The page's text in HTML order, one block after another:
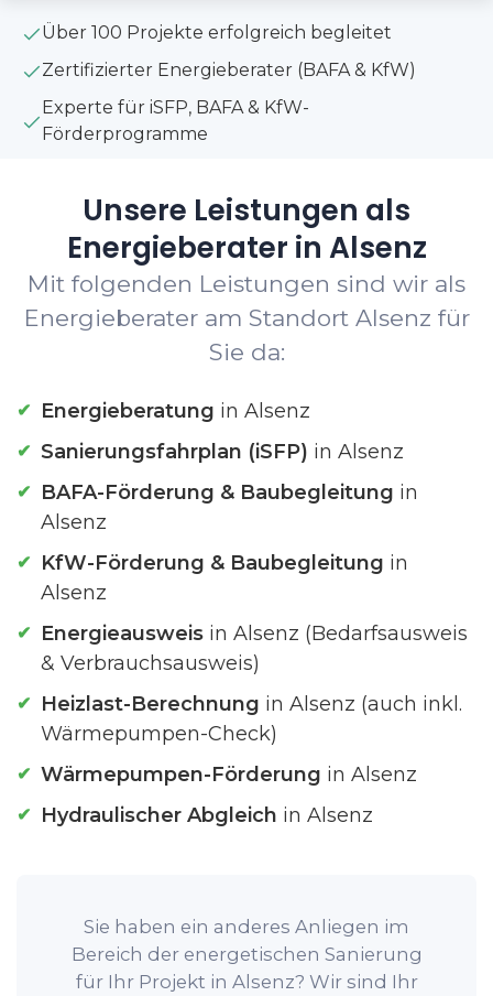
Über 100 Projekte erfolgreich begleitet
Zertifizierter Energieberater (BAFA & KfW)
Experte für iSFP, BAFA & KfW-
Förderprogramme
Unsere Leistungen als
Energieberater in Alsenz
Mit folgenden Leistungen sind wir als
Energieberater am Standort Alsenz für
Sie da:
Energieberatung in Alsenz
Sanierungsfahrplan (iSFP) in Alsenz
BAFA-Förderung & Baubegleitung in
Alsenz
KfW-Förderung & Baubegleitung in
Alsenz
Energieausweis in Alsenz (Bedarfsausweis
& Verbrauchsausweis)
Heizlast-Berechnung in Alsenz (auch inkl.
Wärmepumpen-Check)
Wärmepumpen-Förderung in Alsenz
Hydraulischer Abgleich in Alsenz
Sie haben ein anderes Anliegen im
Bereich der energetischen Sanierung
für Ihr Projekt in Alsenz? Wir sind Ihr